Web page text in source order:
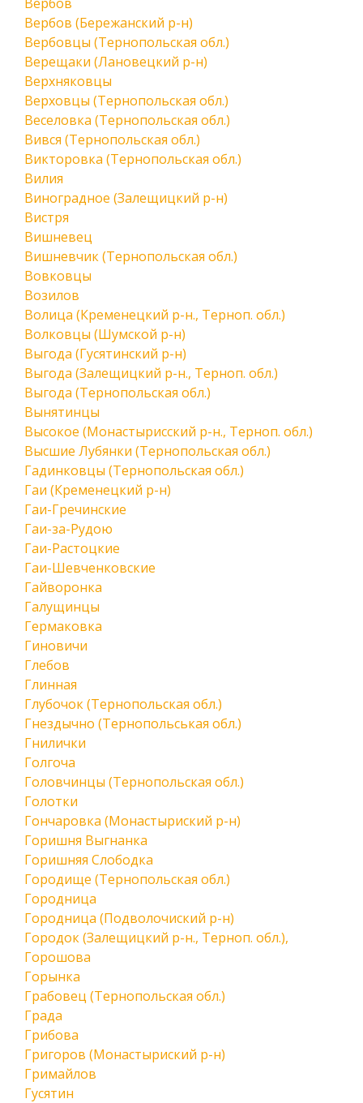
Вербов (Бережанский р-н)
Вербовцы (Тернопольская обл.)
Верещаки (Лановецкий р-н)
Верхняковцы
Верховцы (Тернопольская обл.)
Веселовка (Тернопольская обл.)
Вився (Тернопольская обл.)
Викторовка (Тернопольская обл.)
Вилия
Виноградное (Залещицкий р-н)
Вистря
Вишневец
Вишневчик (Тернопольская обл.)
Вовковцы
Возилов
Волица (Кременецкий р-н., Терноп. обл.)
Волковцы (Шумской р-н)
Выгода (Гусятинский р-н)
Выгода (Залещицкий р-н., Терноп. обл.)
Выгода (Тернопольская обл.)
Вынятинцы
Высокое (Монастырисский р-н., Терноп. обл.)
Высшие Лубянки (Тернопольская обл.)
Гадинковцы (Тернопольская обл.)
Гаи (Кременецкий р-н)
Гаи-Гречинские
Гаи-за-Рудою
Гаи-Растоцкие
Гаи-Шевченковские
Гайворонка
Галущинцы
Гермаковка
Гиновичи
Глебов
Глинная
Глубочок (Тернопольская обл.)
Гнездычно (Тернопольськая обл.)
Гнилички
Голгоча
Головчинцы (Тернопольская обл.)
Голотки
Гончаровка (Монастыриский р-н)
Горишня Выгнанка
Горишняя Слободка
Городище (Тернопольская обл.)
Городница
Городница (Подволочиский р-н)
Городок (Залещицкий р-н., Терноп. обл.),
Горошова
Горынка
Грабовец (Тернопольская обл.)
Града
Грибова
Григоров (Монастыриский р-н)
Гримайлов
Гусятин